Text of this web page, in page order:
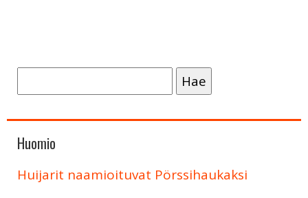
Huomio
Huijarit naamioituvat Pörssihaukaksi